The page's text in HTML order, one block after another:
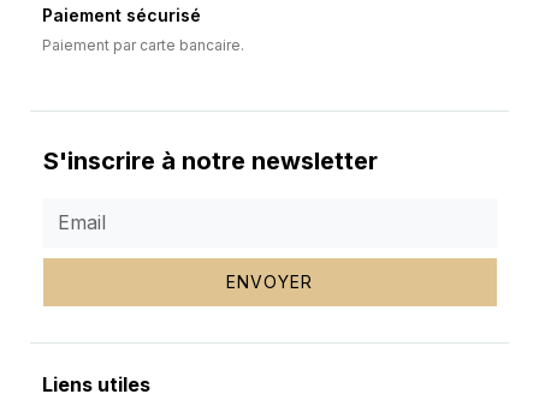
Paiement sécurisé
Paiement par carte bancaire.
S'inscrire à notre newsletter
ENVOYER
Liens utiles